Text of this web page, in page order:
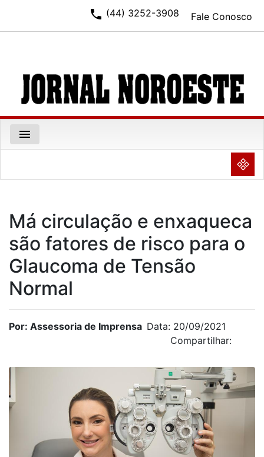
Fale Conosco
phone (44) 3252-3908
menu
NULL
Má circulação e enxaqueca
são fatores de risco para o
Glaucoma de Tensão
Normal
Por: Assessoria de Imprensa Data: 20/09/2021
Compartilhar: